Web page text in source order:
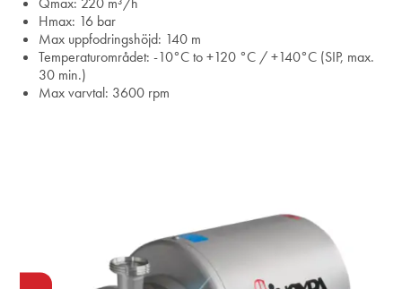
Hmax: 16 bar
Max uppfodringshöjd: 140 m
Temperaturområdet: -10°C to +120 °C / +140°C (SIP, max.
30 min.)
Max varvtal: 3600 rpm